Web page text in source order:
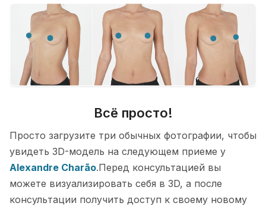
Всё просто!
Просто загрузите три обычных фотографии, чтобы
увидеть 3D-модель на следующем приеме у
Alexandre Charão.Перед консультацией вы
можете визуализировать себя в 3D, а после
консультации получить доступ к своему новому